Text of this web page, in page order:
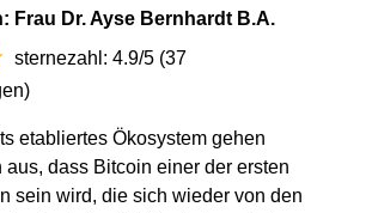
Frau Dr. Ayse Bernhardt B.A.
sternezahl: 4.9/5 (37
)
etabliertes Ökosystem gehen
dass Bitcoin einer der ersten
sein wird, die sich wieder von den